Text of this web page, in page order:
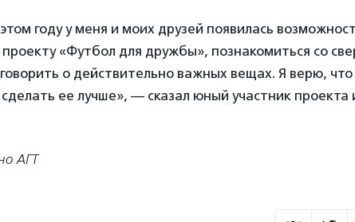
году у меня и моих друзей появилась
«Футбол для дружбы», познакомиться со
о действительно важных вещах. Я верю,
ее лучше», — сказал юный участник проекта
АГТ